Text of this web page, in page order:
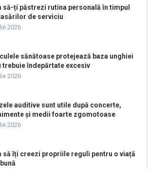
să-ți păstrezi rutina personală în timpul
de serviciu
2026
sănătoase protejează baza unghiei
trebuie îndepărtate excesiv
2026
auditive sunt utile după concerte,
și medii foarte zgomotoase
2026
să îți creezi propriile reguli pentru o viață